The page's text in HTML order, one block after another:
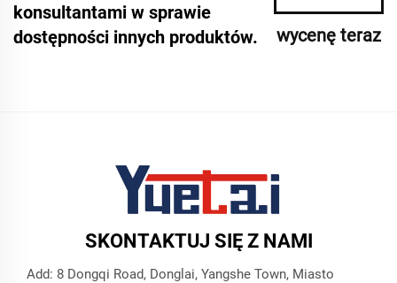
konsultantami w sprawie
dostępności innych produktów.
wycenę teraz
SKONTAKTUJ SIĘ Z NAMI
Add: 8 Dongqi Road, Donglai, Yangshe Town, Miasto